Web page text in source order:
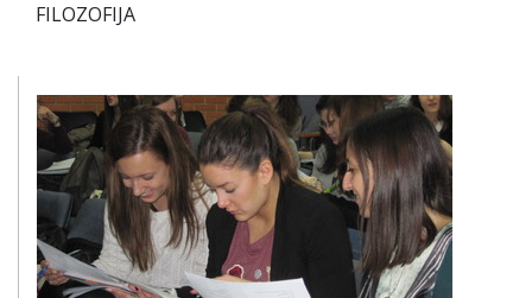
FILOZOFIJA